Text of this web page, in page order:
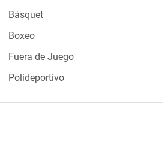
Básquet
Boxeo
Fuera de Juego
Polideportivo